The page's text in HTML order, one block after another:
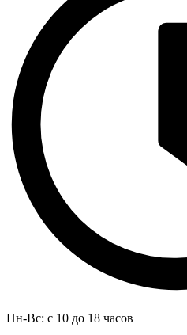
Пн-Вс: с 10 до 18 часов